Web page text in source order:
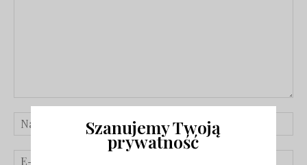
Szanujemy Twoją
prywatność